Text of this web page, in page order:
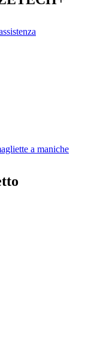
a maniche